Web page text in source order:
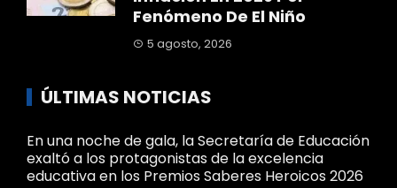
Fenómeno De El Niño
5 agosto, 2026
ÚLTIMAS NOTICIAS
En una noche de gala, la Secretaría de Educación
exaltó a los protagonistas de la excelencia
educativa en los Premios Saberes Heroicos 2026